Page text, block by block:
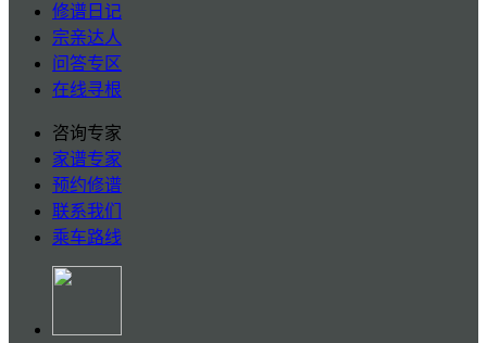
修谱日记
宗亲达人
问答专区
在线寻根
咨询专家
家谱专家
预约修谱
联系我们
乘车路线